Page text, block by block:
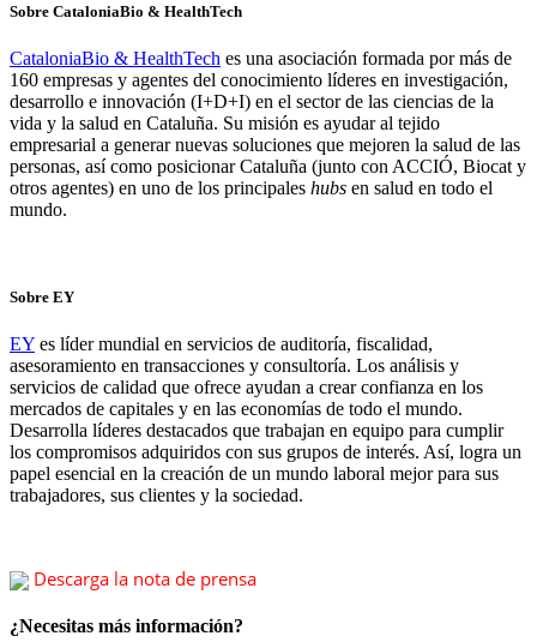
Sobre CataloniaBio & HealthTech
CataloniaBio & HealthTech es una asociación formada por más de
160 empresas y agentes del conocimiento líderes en investigación,
desarrollo e innovación (I+D+I) en el sector de las ciencias de la
vida y la salud en Cataluña. Su misión es ayudar al tejido
empresarial a generar nuevas soluciones que mejoren la salud de las
personas, así como posicionar Cataluña (junto con ACCIÓ, Biocat y
otros agentes) en uno de los principales hubs en salud en todo el
mundo.
Sobre EY
EY es líder mundial en servicios de auditoría, fiscalidad,
asesoramiento en transacciones y consultoría. Los análisis y
servicios de calidad que ofrece ayudan a crear confianza en los
mercados de capitales y en las economías de todo el mundo.
Desarrolla líderes destacados que trabajan en equipo para cumplir
los compromisos adquiridos con sus grupos de interés. Así, logra un
papel esencial en la creación de un mundo laboral mejor para sus
trabajadores, sus clientes y la sociedad.
Descarga la nota de prensa
¿Necesitas más información?